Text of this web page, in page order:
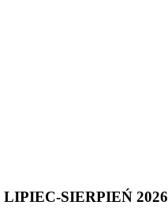
LIPIEC-SIERPIEŃ 2026